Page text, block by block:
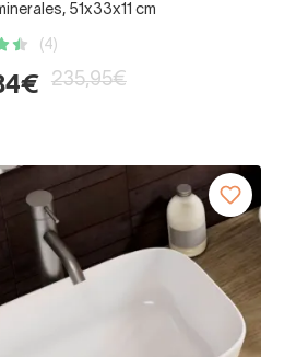
51x33x11 cm
(4)
235,95€